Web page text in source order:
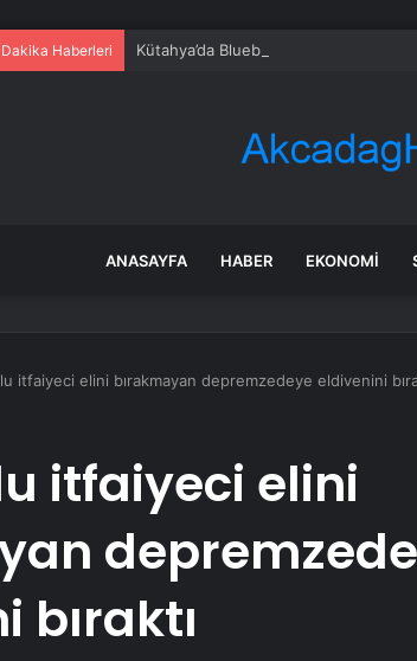
Haberleri Kütahya’da Blueberry Eğitimi ve İşbirliği
ANASAYFA HABER EKONOMI
itfaiyeci elini bırakmayan depremzedeye eldivenini
itfaiyeci elini
bıraktı